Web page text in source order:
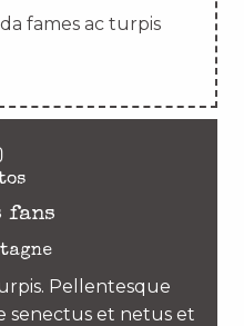
fames ac turpis
fans
Pellentesque
senectus et netus et